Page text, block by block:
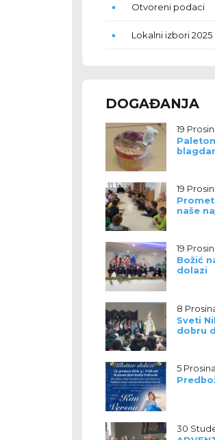
Otvoreni podaci
Lokalni izbori 2025
DOGAĐANJA
19
19
naše
19
Božić
dolazi
8
Sveti
dobru
5
30